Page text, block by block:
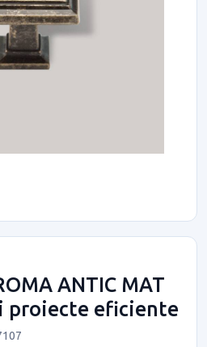
ANTIC MAT
proiecte eficiente